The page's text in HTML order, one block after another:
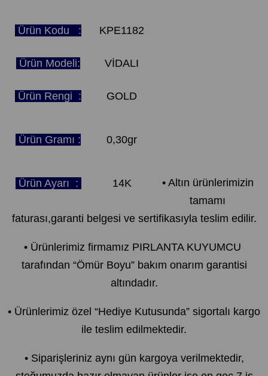
Ürün Kodu : KPE1182
Ürün Modeli: VİDALI
Ürün Rengi : GOLD
Ürün Gramı : 0,30gr
Ürün Ayarı : 14K
• Altın ürünlerimizin
tamamı
faturası,garanti belgesi ve sertifikasıyla teslim edilir.
• Ürünlerimiz firmamız PIRLANTA KUYUMCU
tarafından “Ömür Boyu” bakım onarım garantisi
altındadır.
• Ürünlerimiz özel “Hediye Kutusunda” sigortalı kargo
ile teslim edilmektedir.
• Siparişleriniz aynı gün kargoya verilmektedir,